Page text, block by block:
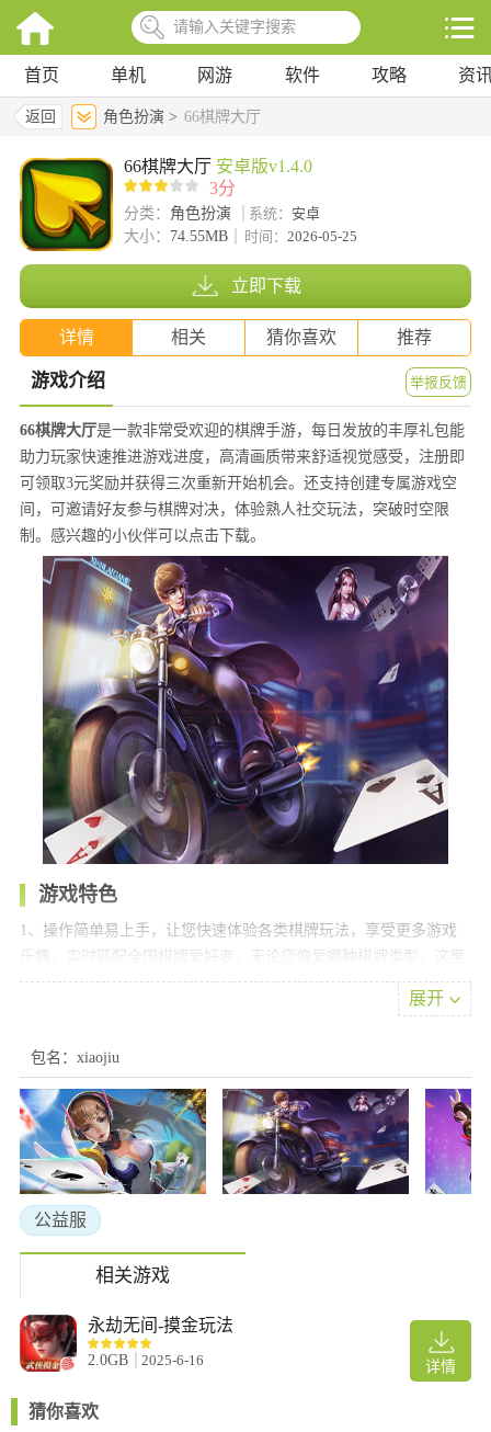
首页 单机 网游 软件 攻略 资
返回 角色扮演 > 66棋牌大厅
66棋牌大厅 安卓版v1.4.0
3分
分类： 角色扮演 系统： 安卓
大小： 74.55MB 时间： 2026-05-25
立即下载
详情 相关 猜你喜欢 推荐
游戏介绍 举报反馈
66棋牌大厅是一款非常受欢迎的棋牌手游，每日发放的丰厚礼包能
助力玩家快速推进游戏进度，高清画质带来舒适视觉感受，注册即
可领取3元奖励并获得三次重新开始机会。还支持创建专属游戏空
间，可邀请好友参与棋牌对决，体验熟人社交玩法，突破时空限
制。感兴趣的小伙伴可以点击下载。
游戏特色
1、操作简单易上手，让您快速体验各类棋牌玩法，享受更多游戏
乐趣，实时匹配全国棋牌爱好者，无论您偏爱哪种棋牌类型，这里
应有尽有。
2、提供稳定安全的对战环境，通过技术手段保障公平竞技，让玩
3、这款游戏配备惊艳的高清画质屏幕，营造出极强沉浸感，丰富
多样的游戏模式带来全新体验，精彩的线上竞技玩法打造刺激挑
战，更有豪华重置返利活动等您参与。
4、大型在线竞技平台保障无忧体验，持续对战乐趣不断，海量活
动随时参与，在线领取回馈轻松便捷
游戏优势
1、手机端绿色棋牌室专为新手设计，专业教程助您快速上手，一
键邀请好友共享牌局乐趣，优质游戏不容错过。
游戏过程顺畅无阻；
3、传统棋牌爱好者可体验麻将、扑克等经典项目，既提供单人练
习模式，也可参与在线匹配与各地玩家同台竞技
游戏亮点
展开
包名：xiaojiu
公益服
相关游戏
详情
永劫无间-摸金玩法
2.0GB 2025-6-16
猜你喜欢